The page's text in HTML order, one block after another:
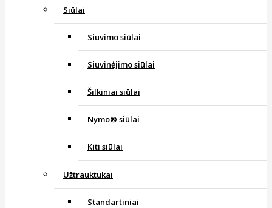
Siūlai
Siuvimo siūlai
Siuvinėjimo siūlai
Šilkiniai siūlai
Nymo® siūlai
Kiti siūlai
Užtrauktukai
Standartiniai